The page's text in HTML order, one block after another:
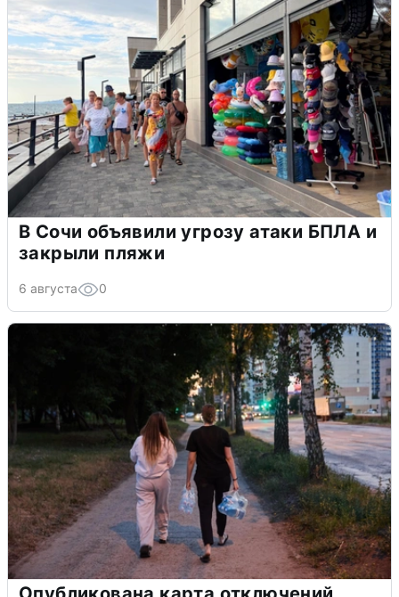
В Сочи объявили угрозу атаки БПЛА и
закрыли пляжи
6 августа 0